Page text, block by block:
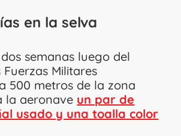
en la selva
semanas luego del
Militares
500 metros de la zona
la aeronave un par de
usado y una toalla color